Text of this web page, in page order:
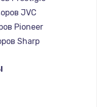
JVC
Pioneer
Sharp
Aiwa
Hisense
Daewoo